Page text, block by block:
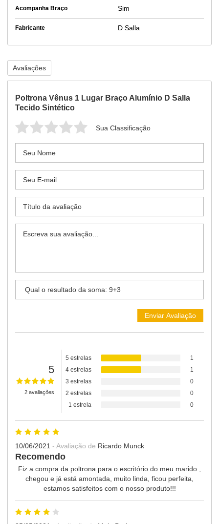
Acompanha Braço Sim
Fabricante D Salla
Avaliações
Poltrona Vênus 1 Lugar Braço Alumínio D Salla
Tecido Sintético
Sua Classificação
5
2 avaliações
5 estrelas
1
4 estrelas
1
3 estrelas
0
2 estrelas
0
1 estrela
0
10/06/2021 - Avaliação de Ricardo Munck
Recomendo
Fiz a compra da poltrona para o escritório do meu marido ,
chegou e já está amontada, muito linda, ficou perfeita,
estamos satisfeitos com o nosso produto!!!